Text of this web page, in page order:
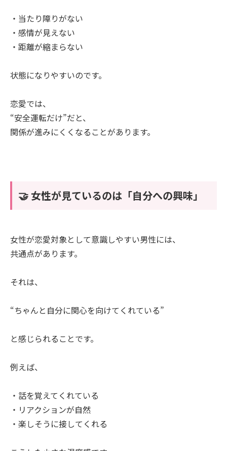
・当たり障りがない
・感情が見えない
・距離が縮まらない
状態になりやすいのです。
恋愛では、
“安全運転だけ”だと、
関係が進みにくくなることがあります。
🤝 女性が見ているのは「自分への興味」
女性が恋愛対象として意識しやすい男性には、
共通点があります。
それは、
“ちゃんと自分に関心を向けてくれている”
と感じられることです。
例えば、
・話を覚えてくれている
・リアクションが自然
・楽しそうに接してくれる